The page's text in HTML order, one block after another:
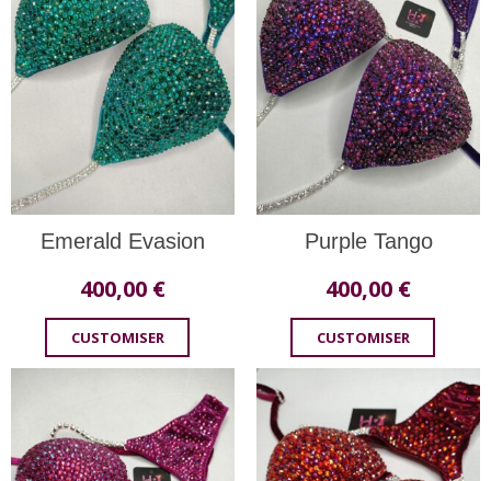
Emerald Evasion
400,00 €
CUSTOMISER
Purple Tango
400,00 €
CUSTOMISER